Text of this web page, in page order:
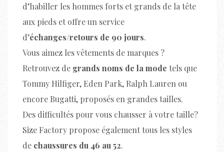
d’habiller les hommes forts et grands de la tête
aux pieds et offre un service
d’échanges/retours de 90 jours.
Vous aimez les vêtements de marques ?
Retrouvez de grands noms de la mode tels que
Tommy Hilfiger, Eden Park, Ralph Lauren ou
encore Bugatti, proposés en grandes tailles.
Des difficultés pour vous chausser à votre taille?
Size Factory propose également tous les styles
de chaussures du 46 au 52.